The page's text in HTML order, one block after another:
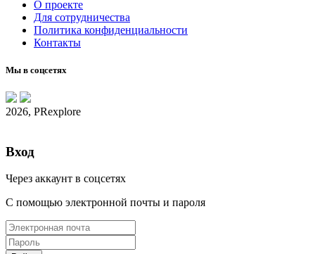
О проекте
Для сотрудничества
Политика конфиденциальности
Контакты
Мы в соцсетях
2026, PRexplore
Вход
Через аккаунт в соцсетях
С помощью электронной почты и пароля